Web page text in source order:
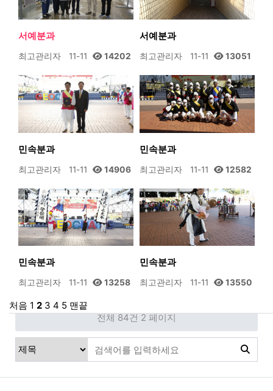
서예분과
최고관리자 11-11 14202
서예분과
최고관리자 11-11 13051
민속분과
최고관리자 11-11 14906
민속분과
최고관리자 11-11 12582
민속분과
최고관리자 11-11 13258
민속분과
최고관리자 11-11 13550
처음 1 2 3 4 5 맨끝
전체 84건 2 페이지